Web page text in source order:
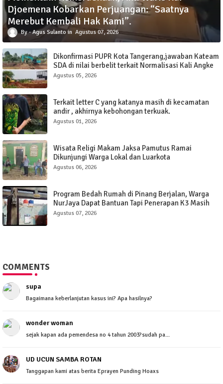
Djoemena Kobarkan Perjuangan: “Saatnya
Merebut Kembali Hak Kami”.
Agus Sulanto Agustus 07, 2026
Dikonfirmasi PUPR Kota Tangerang,jawaban Kateam
SDA di nilai berbelit terkait Normalisasi Kali Angke
Sudimara Pinang.
Agustus 05, 2026
Terkait letter C yang katanya masih di kecamatan
andir , akhirnya kebohongan terkuak.
Agustus 01, 2026
Wisata Religi Makam Jaksa Pamutus Ramai
Dikunjungi Warga Lokal dan Luarkota
Agustus 06, 2026
Program Bedah Rumah di Pinang Berjalan, Warga
NurJaya Dapat Bantuan Tapi Penerapan K3 Masih
Perlu Evaluasi.
Agustus 07, 2026
COMMENTS
supa
Bagaimana keberlanjutan kasus ini? Apa hasilnya?
wonder woman
sejak kapan ada pemendesa no 4 tahun 2003?sudah pa...
UD UCUN SAMBA ROTAN
Tanggapan kami atas berita Eprayen Punding Hoaxs